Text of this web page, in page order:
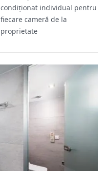
condiționat individual pentru
fiecare cameră de la
proprietate